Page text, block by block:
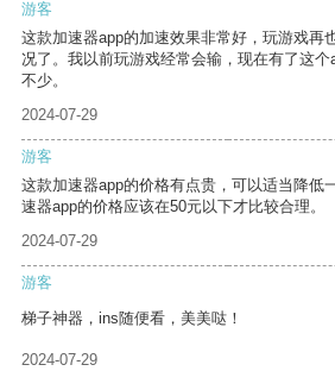
游客
这款加速器app的加速效果非常好，玩游戏再
况了。我以前玩游戏经常会输，现在有了这
不少。
2024-07-29
游客
这款加速器app的价格有点贵，可以适当降低
速器app的价格应该在50元以下才比较合理。
2024-07-29
游客
梯子神器，ins随便看，美美哒！
2024-07-29